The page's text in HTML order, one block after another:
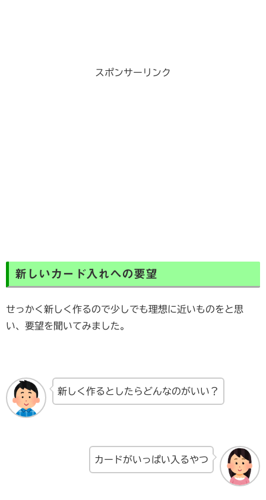
スポンサーリンク
新しいカード入れへの要望
せっかく新しく作るので少しでも理想に近いものをと思
い、要望を聞いてみました。
新しく作るとしたらどんなのがいい？
カードがいっぱい入るやつ